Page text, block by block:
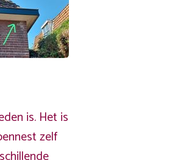
is. Het is
zelf